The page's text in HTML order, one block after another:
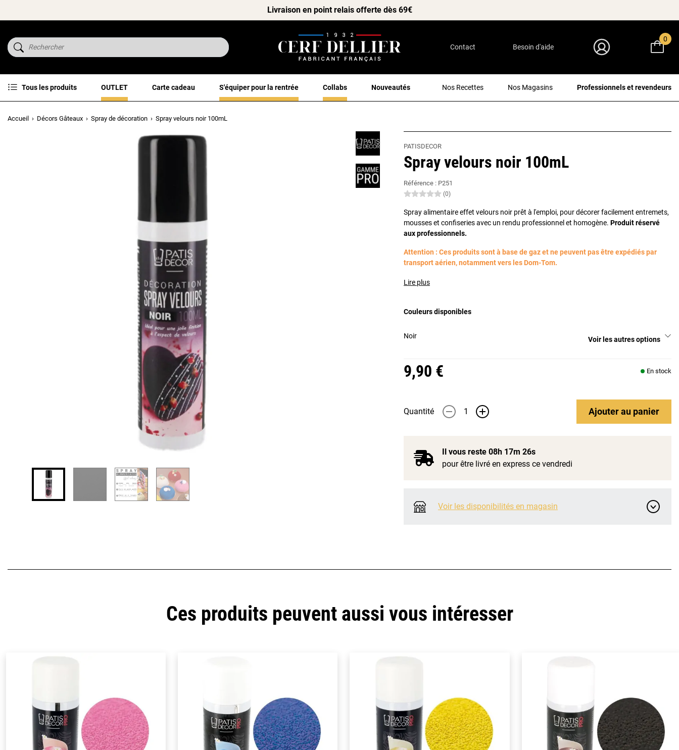
Livraison en point relais offerte dès 69€
Contact Besoin d'aide
0
Tous les produits OUTLET Carte cadeau S'équiper pour la rentrée Collabs Nouveautés Nos Recettes Nos Magasins Professionnels et revendeurs
Accueil Décors Gâteaux Spray de décoration Spray velours noir 100mL
PATISDECOR
Spray velours noir 100mL
Référence : P251
(0)
Spray alimentaire effet velours noir prêt à l'emploi, pour décorer facilement entremets,
mousses et confiseries avec un rendu professionnel et homogène. Produit réservé
aux professionnels.
Attention : Ces produits sont à base de gaz et ne peuvent pas être expédiés par
transport aérien, notamment vers les Dom-Tom.
Lire plus
Couleurs disponibles
Noir Voir les autres options
9,90 € En stock
Quantité - + Ajouterau panier
Il vous reste 08h 17m 25s
pour être livré en express ce vendredi
Voir les disponibilités en magasin
Ces produits peuvent aussi vous intéresser